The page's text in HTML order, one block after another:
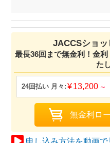
JACCSショッ
最長36回まで無金利！金
た
13,200